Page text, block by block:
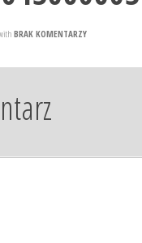
BRAK KOMENTARZY